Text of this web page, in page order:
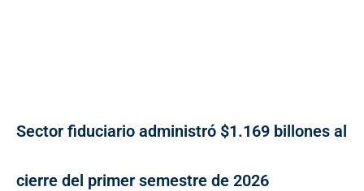
Sector fiduciario administró $1.169 billones al
cierre del primer semestre de 2026